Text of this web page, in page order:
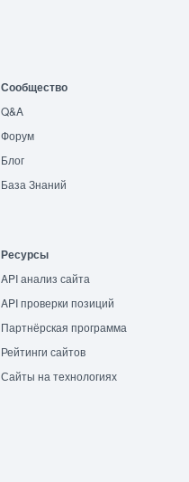
Сообщество
Q&A
Форум
Блог
База Знаний
Ресурсы
API анализ сайта
API проверки позиций
Партнёрская программа
Рейтинги сайтов
Сайты на технологиях